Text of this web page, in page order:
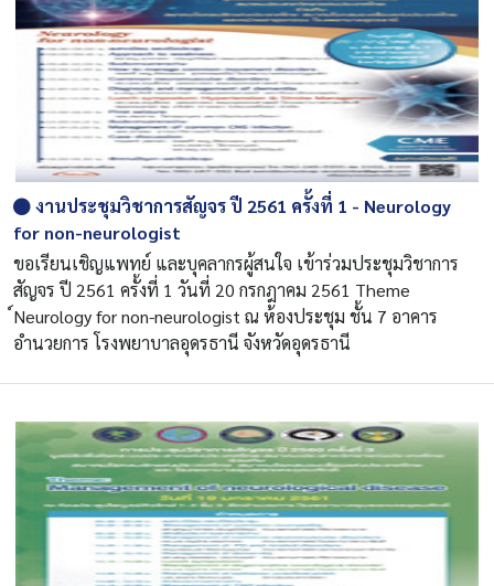
งานประชุมวิชาการสัญจร ปี 2561 ครั้งที่ 1 - Neurology
for non-neurologist
ขอเรียนเชิญแพทย์ และบุคลากรผู้สนใจ เข้าร่วมประชุมวิชาการ
สัญจร ปี 2561 ครั้งที่ 1 วันที่ 20 กรกฎาคม 2561 Theme
์Neurology for non-neurologist ณ ห้องประชุม ชั้น 7 อาคาร
อำนวยการ โรงพยาบาลอุดรธานี จังหวัดอุดรธานี